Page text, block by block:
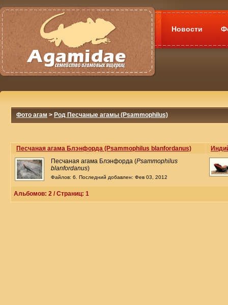
Новости
Фото агам > Род Песчаные агамы (Psammophilus)
Песчаная агама Блэнфорда (Psammophilus blanfordanus)
Песчаная агама Блэнфорда (Psammophilus
blanfordanus)
Файлов: 6. Последний добавлен: Фев 03, 2012
Альбомов: 2 / Страниц: 1